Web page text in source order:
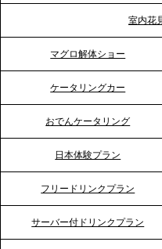
2026.4.21
プレスリリースのご案
イッチに。新入社員研
プレスリリースのご案
テーブル、横浜事務所
ビス提供体制を強化し
室内花
マグロ解体ショー
ケータリングカー
おでんケータリング
日本体験プラン
フリードリンクプラン
サーバー付ドリンクプラン